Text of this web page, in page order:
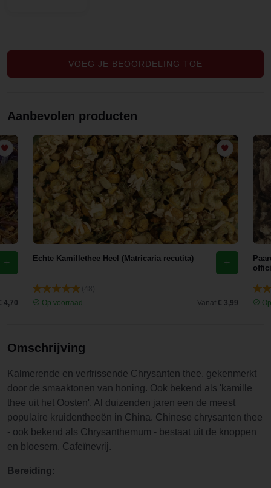
mijn
kreeg ik er
ook nog
eens een
gratis
sample bij.
Gewoon
aanrader.
VOEG JE BEOORDELING TOE
Aanbevolen producten
4,70
Echte Kamillethee Heel (Matricaria recutita)
Op voorraad
Vanaf € 3,99
Omschrijving
Kalmerende en verfrissende Chrysanten thee, gekenmerkt
door de smaaktonen van honing. Ook bekend als 'kamille
thee uit het Oosten'. Al duizenden jaren een de meest
populaire kruidentheeën in China. Chinese chrysanten thee
- ook bekend als Chrysanthemum - bestaat uit de knoppen
en bloesem. Cafeïnevrij.
Bereiding: